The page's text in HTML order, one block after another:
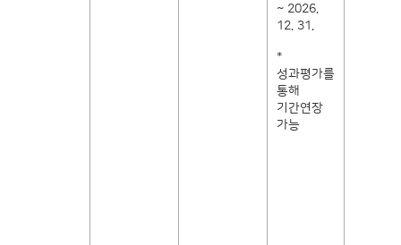
~ 2026.
12. 31.
*
성과평가를
통해
기간연장
가능